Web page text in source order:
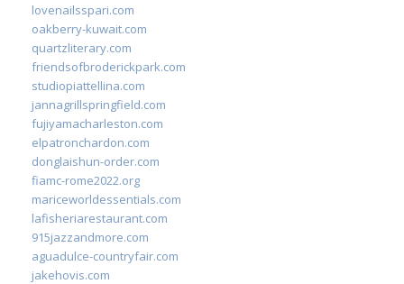
lovenailsspari.com
oakberry-kuwait.com
quartzliterary.com
friendsofbroderickpark.com
studiopiattellina.com
jannagrillspringfield.com
fujiyamacharleston.com
elpatronchardon.com
donglaishun-order.com
fiamc-rome2022.org
mariceworldessentials.com
lafisheriarestaurant.com
915jazzandmore.com
aguadulce-countryfair.com
jakehovis.com